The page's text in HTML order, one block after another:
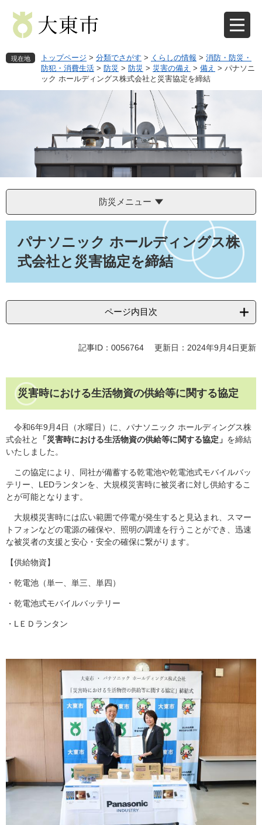
先
す
を
し
現在地 トップページ > 分類でさがす > くらしの情報 > 消防・防災・
防犯・消費生活 > 防災 > 防災 > 災害の備え > 備え > パナソニ
ック ホールディングス株式会社と災害協定を締結
防災メニュー
パナソニック ホールディングス株
式会社と災害協定を締結
ページ内目次
記事ID：0056764 更新日：2024年9月4日更新
災害時における生活物資の供給等に関する協定
令和6年9月4日（水曜日）に、パナソニック ホールディングス株
式会社と
「災害時における生活物資の供給等に関する協定」 を締結
いたしました。
この協定により、同社が備蓄する乾電池や乾電池式モバイルバッ
テリー、LEDランタンを、大規模災害時に被災者に対し供給するこ
とが可能となります。
大規模災害時には広い範囲で停電が発生すると見込まれ、スマー
トフォンなどの電源の確保や、照明の調達を行うことができ、迅速
な被災者の支援と安心・安全の確保に繋がります。
【供給物資】
・乾電池（単一、単三、単四）
・乾電池式モバイルバッテリー
・LＥＤランタン